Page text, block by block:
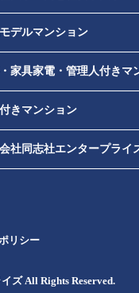
デルマンション
家具家電・管理人付きマ
きマンション
社同志社エンタープライ
リシー
ズ All Rights Reserved.